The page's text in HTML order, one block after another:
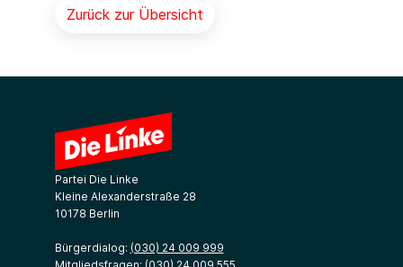
Zurück zur Übersicht
Partei Die Linke
Kleine Alexanderstraße 28
10178 Berlin
Bürgerdialog: (030) 24 009 999